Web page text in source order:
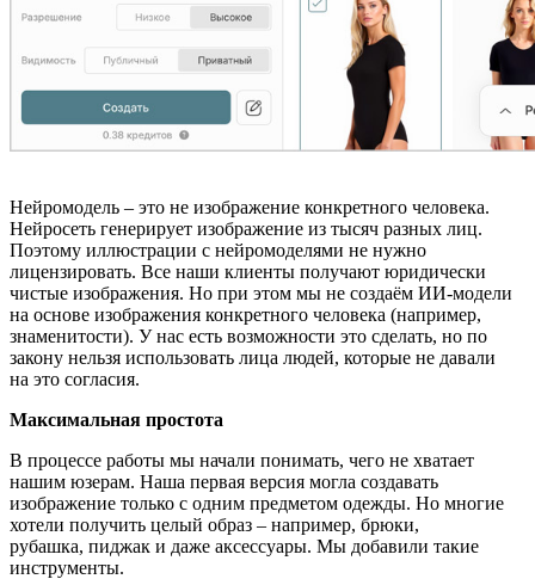
Нейромодель – это не изображение конкретного человека.
Нейросеть генерирует изображение из тысяч разных лиц.
Поэтому иллюстрации с нейромоделями не нужно
лицензировать. Все наши клиенты получают юридически
чистые изображения. Но при этом мы не создаём ИИ-модели
на основе изображения конкретного человека (например,
знаменитости). У нас есть возможности это сделать, но по
закону нельзя использовать лица людей, которые не давали
на это согласия.
Максимальная простота
В процессе работы мы начали понимать, чего не хватает
нашим юзерам. Наша первая версия могла создавать
изображение только с одним предметом одежды. Но многие
хотели получить целый образ – например, брюки,
рубашка, пиджак и даже аксессуары. Мы добавили такие
инструменты.